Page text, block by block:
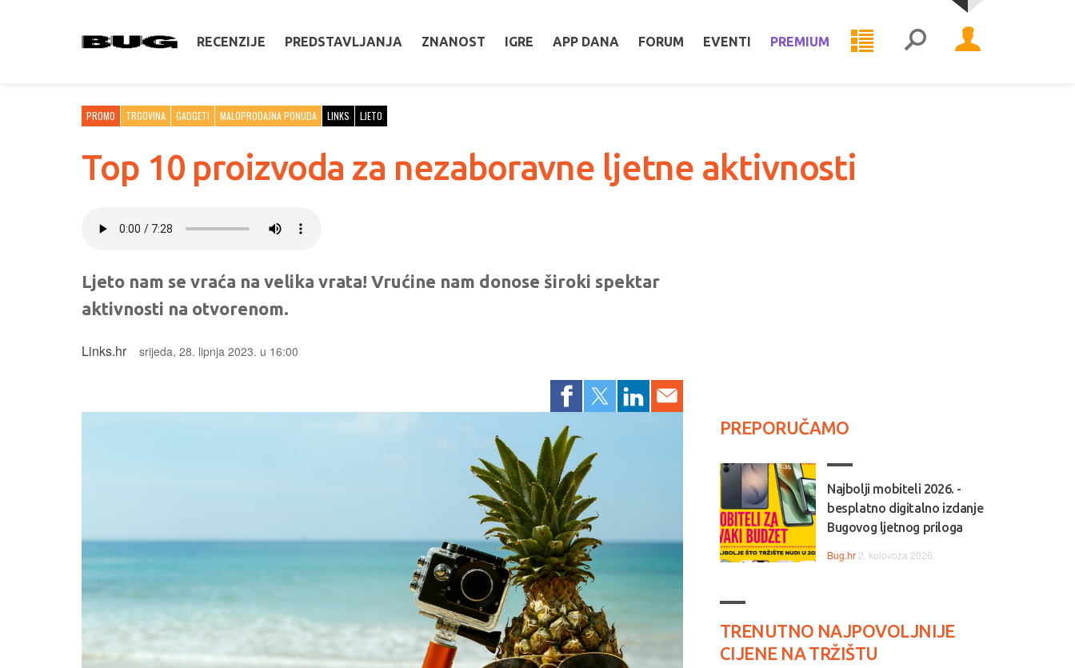
RECENZIJE PREDSTAVLJANJA ZNANOST IGRE APP DANA FORUM EVENTI PREMIUM
PROMO TRGOVINA GADGETI MALOPRODAJNA PONUDA LINKS LJETO
Top 10 proizvoda za nezaboravne ljetne aktivnosti
Ljeto nam se vraća na velika vrata! Vrućine nam donose široki spektar
aktivnosti na otvorenom.
Links.hr srijeda, 28. lipnja 2023. u 16:00
PREPORUČAMO
Najbolji mobiteli 2026. -
besplatno digitalno izdanje
Bugovog ljetnog priloga
Bug.hr 2. kolovoza 2026.
TRENUTNO NAJPOVOLJNIJE
CIJENE NA TRŽIŠTU